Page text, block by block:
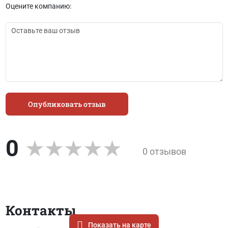
Оцените компанию:
Опубликовать отзыв
0 0 отзывов
Контакты
Показать на карте